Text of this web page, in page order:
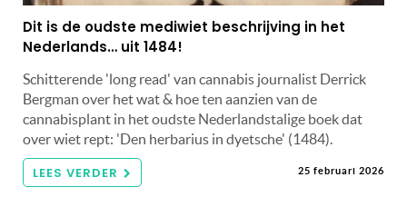
Dit is de oudste mediwiet beschrijving in het
Nederlands… uit 1484!
Schitterende 'long read' van cannabis journalist Derrick
Bergman over het wat & hoe ten aanzien van de
cannabisplant in het oudste Nederlandstalige boek dat
over wiet rept: 'Den herbarius in dyetsche' (1484).
LEES VERDER 25 februari 2026